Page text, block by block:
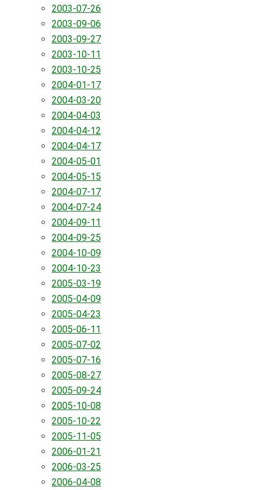
2003-07-26
2003-09-06
2003-09-27
2003-10-11
2003-10-25
2004-01-17
2004-03-20
2004-04-03
2004-04-12
2004-04-17
2004-05-01
2004-05-15
2004-07-17
2004-07-24
2004-09-11
2004-09-25
2004-10-09
2004-10-23
2005-03-19
2005-04-09
2005-04-23
2005-06-11
2005-07-02
2005-07-16
2005-08-27
2005-09-24
2005-10-08
2005-10-22
2005-11-05
2006-01-21
2006-03-25
2006-04-08